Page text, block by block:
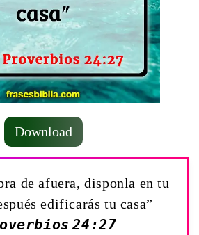
Download
de afuera, disponla en tu
edificarás tu casa”
24:27